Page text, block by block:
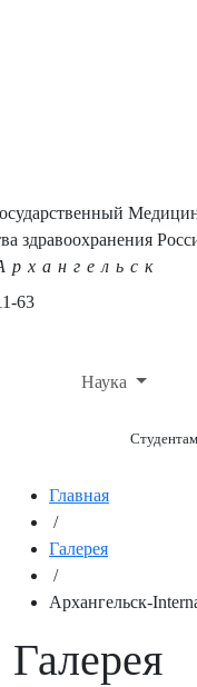
здравоохранения
63
Наука
Студентам
Главная
/
Галерея
/
Архангельск-
Галерея